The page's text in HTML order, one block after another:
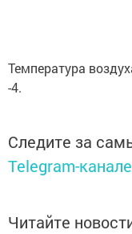
Температура
-4.
Следите за
Telegram-канале
Читайте